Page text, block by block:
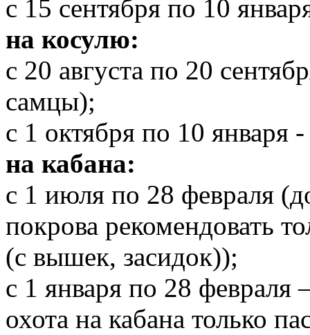
с 15 сентября по 10
на косулю:
с 20 августа по 20
самцы);
с 1 октября по 10 января
на кабана:
с 1 июля по 28 февраля
покрова рекомендовать
(с вышек, засидок));
с 1 января по 28
охота на кабана только